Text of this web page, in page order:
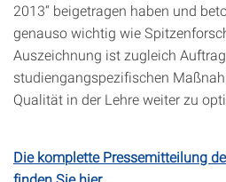
2013“ beigetragen haben und
genauso wichtig wie
Auszeichnung ist zugleich
studiengangspezifischen
Qualität in der Lehre weiter zu
Die komplette Pressemitteilung